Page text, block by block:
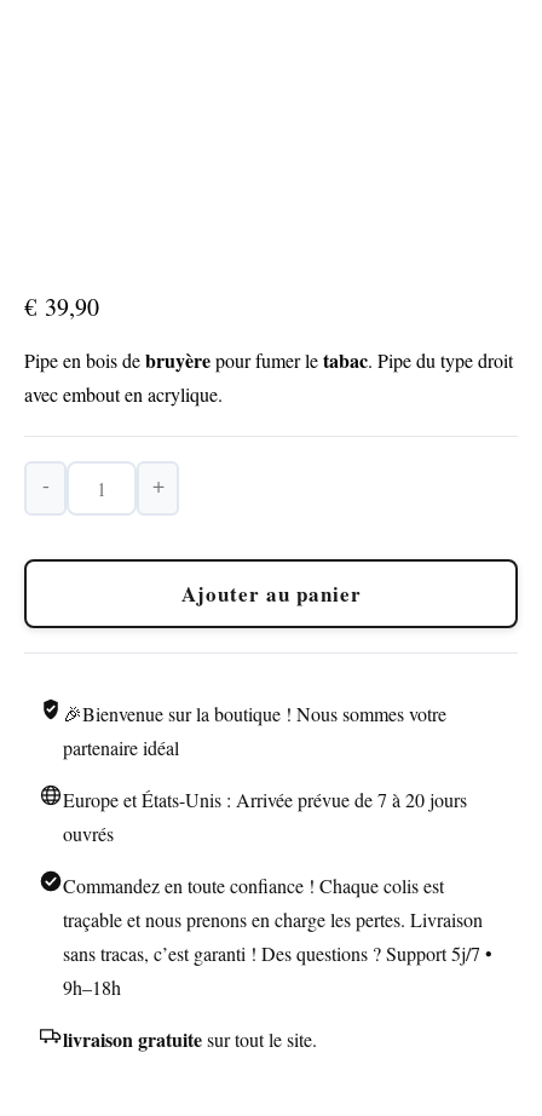
€ 39,90
Pipe en bois debruyèrepour fumer letabac. Pipe du type droit
avec embout en acrylique.
Pipe
de
Bruyère
Tabac
- +
Ajouter au panier
🎉Bienvenue sur la boutique ! Nous sommes votre
partenaire idéal
Europe et États-Unis : Arrivée prévue de 7 à 20 jours
ouvrés
Commandez en toute confiance ! Chaque colis est
traçable et nous prenons en charge les pertes. Livraison
sans tracas, c’est garanti ! Des questions ? Support 5j/7 •
9h–18h
livraison gratuitesur tout le site.